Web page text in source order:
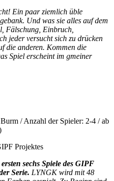
Ein paar ziemlich üble
Und was sie alles auf dem
Fälschung, Einbruch,
jeder versucht sich zu drücken
die anderen. Kommen die
Spiel erscheint im gmeiner
/ Anzahl der Spieler: 2-4 / ab
Projektes
sechs Spiele des GIPF
Serie. LYNGK wird mit 48